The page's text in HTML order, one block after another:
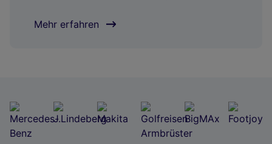
Mehr erfahren